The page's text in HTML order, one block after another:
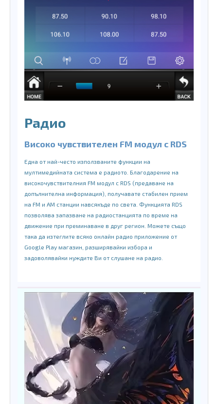
Радио
Високо чувствителен FM модул с RDS
Една от най-често използваните функции на
мултимедийната система е радиото. Благодарение на
високочувствителния FM модул с RDS (предаване на
допълнителна информация), получавате стабилен прием
на FM и AM станции навсякъде по света. Функцията RDS
позволява запазване на радиостанцията по време на
движение при преминаване в друг регион. Можете също
така да изтеглите всяко онлайн радио приложение от
Google Play магазин, разширявайки избора и
задоволявайки нуждите Ви от слушане на радио.